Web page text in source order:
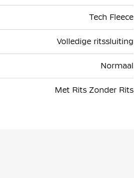
Tech Fleece
Volledige ritssluiting
Normaal
Met Rits Zonder Rits